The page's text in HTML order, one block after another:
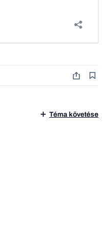
Téma követése